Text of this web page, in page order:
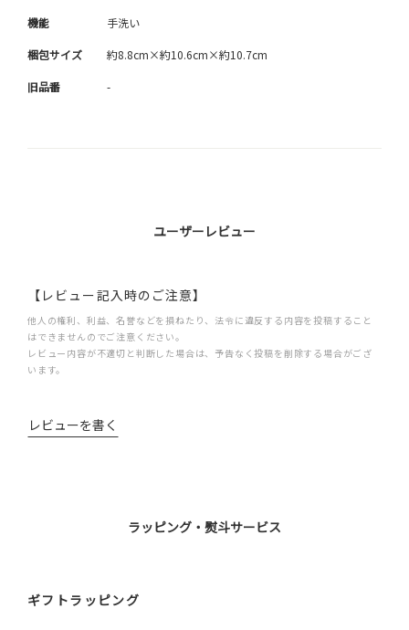
機能 手洗い
梱包サイズ 約8.8cm×約10.6cm×約10.7cm
旧品番 -
ユーザーレビュー
【レビュー記入時のご注意】
他人の権利、利益、名誉などを損ねたり、法令に違反する内容を投稿すること
はできませんのでご注意ください。
レビュー内容が不適切と判断した場合は、予告なく投稿を削除する場合がござ
います。
レビューを書く
ラッピング・熨斗サービス
ギフトラッピング